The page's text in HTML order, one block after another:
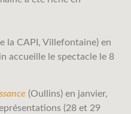
la CAPI, Villefontaine) en
accueille le spectacle le 8
(Oullins) en janvier,
(28 et 29